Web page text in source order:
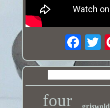
four griswold